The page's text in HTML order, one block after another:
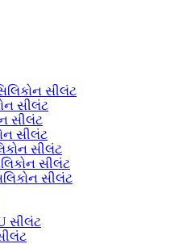
સીલંટ
સીલંટ
સીલંટ
સીલંટ
સીલંટ
સીલંટ
સીલંટ
સીલંટ